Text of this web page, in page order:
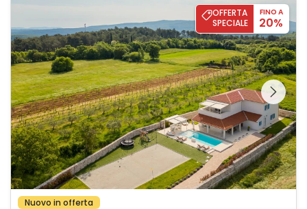
OFFERTA
SPECIALE
FINO A
20%
Guardate l'intera
galleria sulla
Nuovo in offerta